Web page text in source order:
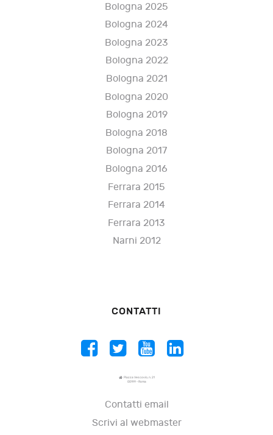
Bologna 2025
Bologna 2024
Bologna 2023
Bologna 2022
Bologna 2021
Bologna 2020
Bologna 2019
Bologna 2018
Bologna 2017
Bologna 2016
Ferrara 2015
Ferrara 2014
Ferrara 2013
Narni 2012
CONTATTI
Piazza Vescovio, n. 21
00199 - Roma
Contatti email
Scrivi al webmaster